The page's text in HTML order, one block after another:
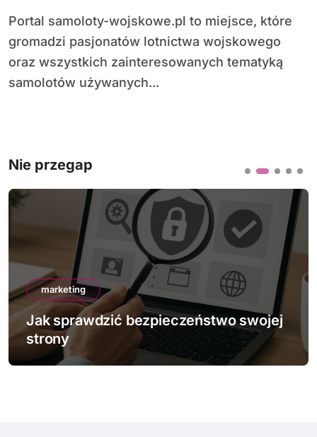
Portal samoloty-wojskowe.pl to miejsce, które
gromadzi pasjonatów lotnictwa wojskowego
oraz wszystkich zainteresowanych tematyką
samolotów używanych...
Nie przegap
marketing
Jak sprawdzić bezpieczeństwo swojej
strony